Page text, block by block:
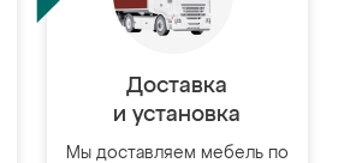
Доставка
и установка
Мы доставляем мебель по